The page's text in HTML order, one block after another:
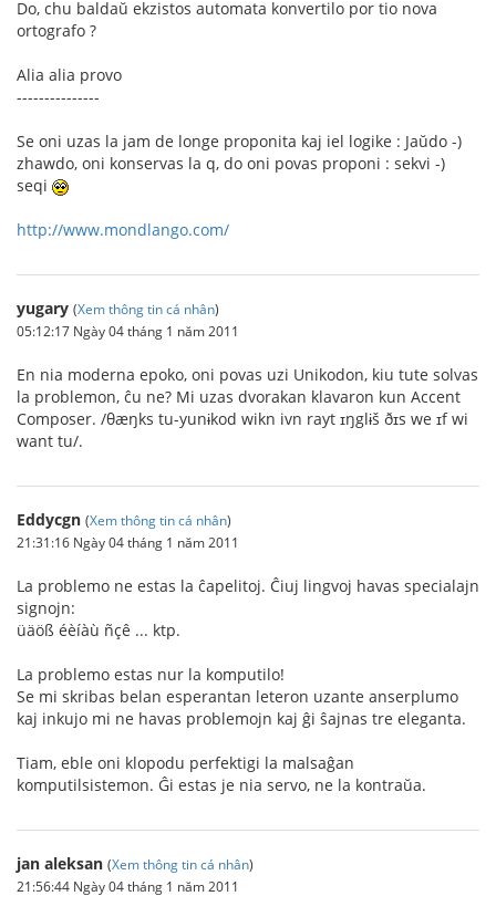
Do, chu baldaŭ ekzistos automata konvertilo por tio nova
ortografo ?
Alia alia provo
---------------
Se oni uzas la jam de longe proponita kaj iel logike : Jaŭdo -)
zhawdo, oni konservas la q, do oni povas proponi : sekvi -)
seqi
http://www.mondlango.com/
yugary (Xem thông tin cá nhân)
05:12:17 Ngày 04 tháng 1 năm 2011
En nia moderna epoko, oni povas uzi Unikodon, kiu tute solvas
la problemon, ĉu ne? Mi uzas dvorakan klavaron kun Accent
Composer. /θæŋks tu-yunɨkod wikn ivn rayt ɪŋglɨš ðɪs we ɪf wi
want tu/.
Eddycgn (Xem thông tin cá nhân)
21:31:16 Ngày 04 tháng 1 năm 2011
La problemo ne estas la ĉapelitoj. Ĉiuj lingvoj havas specialajn
signojn:
üäöß éèíàù ñçê ... ktp.
La problemo estas nur la komputilo!
Se mi skribas belan esperantan leteron uzante anserplumo
kaj inkujo mi ne havas problemojn kaj ĝi ŝajnas tre eleganta.
Tiam, eble oni klopodu perfektigi la malsaĝan
komputilsistemon. Ĝi estas je nia servo, ne la kontraŭa.
jan aleksan (Xem thông tin cá nhân)
21:56:44 Ngày 04 tháng 1 năm 2011